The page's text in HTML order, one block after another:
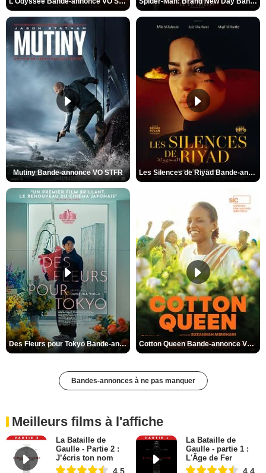
Mutiny Bande-annonce VO STFR Les Silences de Riyad Bande-annonce VO STFR
Des Fleurs pour Tokyo Bande-annonce VO STFR Cotton Queen Bande-annonce VO STFR
Bandes-annonces à ne pas manquer
Meilleurs films à l'affiche
La Bataille de
Gaulle - Partie 2 :
J’écris ton nom
La Bataille de
Gaulle - partie 1 :
L'Âge de Fer